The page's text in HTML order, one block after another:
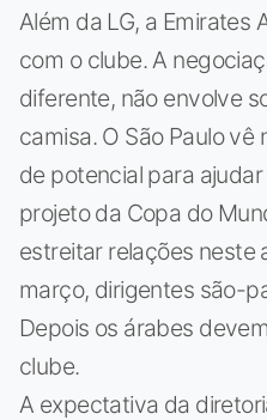
Além da LG, a Emirates
com o clube. A
diferente, não envolve
camisa. O São Paulo
de potencial para
projeto da Copa do
estreitar relações neste
março, dirigentes são-
Depois os árabes
clube.
A expectativa da